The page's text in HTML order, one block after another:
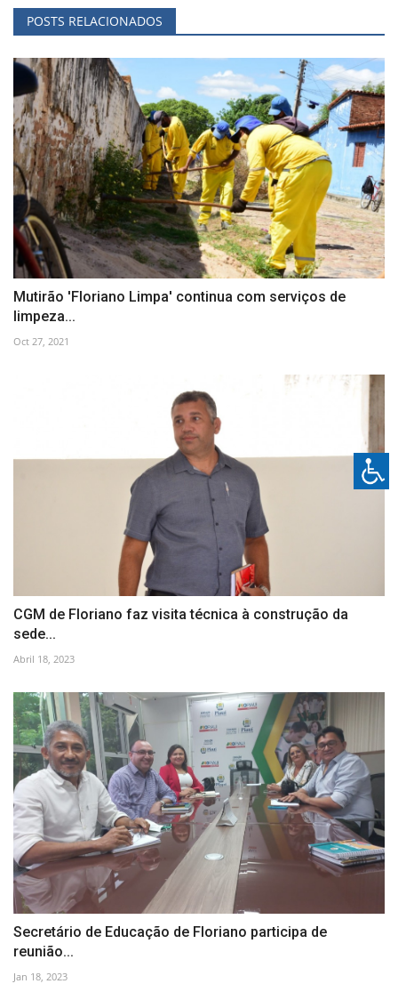
POSTS RELACIONADOS
Mutirão 'Floriano Limpa' continua com serviços de
limpeza...
Oct 27, 2021
CGM de Floriano faz visita técnica à construção da
sede...
Abril 18, 2023
Secretário de Educação de Floriano participa de
reunião...
Jan 18, 2023